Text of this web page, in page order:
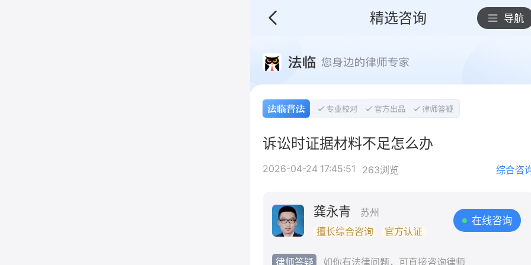
精选咨询 导航
诉讼时证据材料不足怎么办
2026-04-24 17:45:51 263浏览 综合咨
龚永青
苏州
擅长综合咨询
官方认证
在线咨询
律师答疑 如你有法律问题，可直接咨询律师